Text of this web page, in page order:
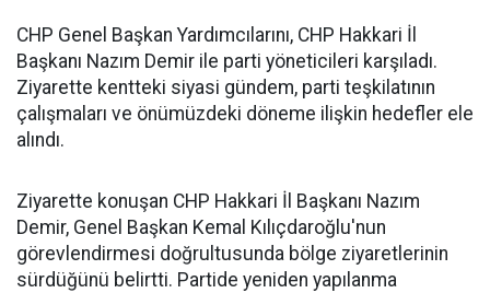
CHP Genel Başkan Yardımcılarını, CHP Hakkari İl
Başkanı Nazım Demir ile parti yöneticileri karşıladı.
Ziyarette kentteki siyasi gündem, parti teşkilatının
çalışmaları ve önümüzdeki döneme ilişkin hedefler ele
alındı.
Ziyarette konuşan CHP Hakkari İl Başkanı Nazım
Demir, Genel Başkan Kemal Kılıçdaroğlu'nun
görevlendirmesi doğrultusunda bölge ziyaretlerinin
sürdüğünü belirtti. Partide yeniden yapılanma